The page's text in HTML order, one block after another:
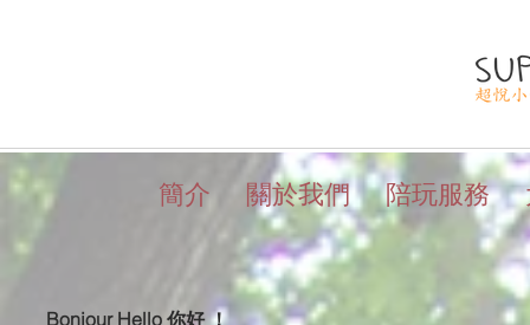
簡介 關於我們 陪玩服務
Bonjour Hello 你好 ！